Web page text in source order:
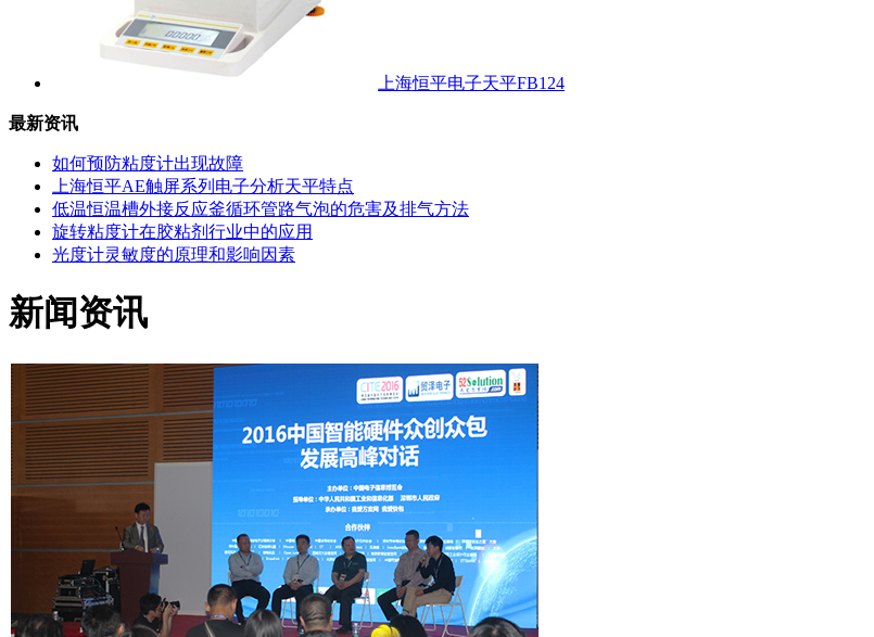
上海恒平电子天平FB124
最新资讯
如何预防粘度计出现故障
上海恒平AE触屏系列电子分析天平特点
低温恒温槽外接反应釜循环管路气泡的危害及排气方法
旋转粘度计在胶粘剂行业中的应用
光度计灵敏度的原理和影响因素
新闻资讯